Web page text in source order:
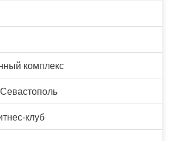
комплекс
клуб